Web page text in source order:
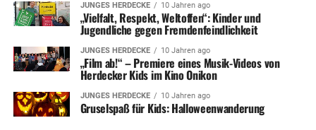
JUNGES HERDECKE 10 Jahren ago
„Vielfalt, Respekt, Weltoffen“: Kinder und
Jugendliche gegen Fremdenfeindlichkeit
JUNGES HERDECKE 10 Jahren ago
„Film ab!“ – Premiere eines Musik-Videos von
Herdecker Kids im Kino Onikon
JUNGES HERDECKE 10 Jahren ago
Gruselspaß für Kids: Halloweenwanderung